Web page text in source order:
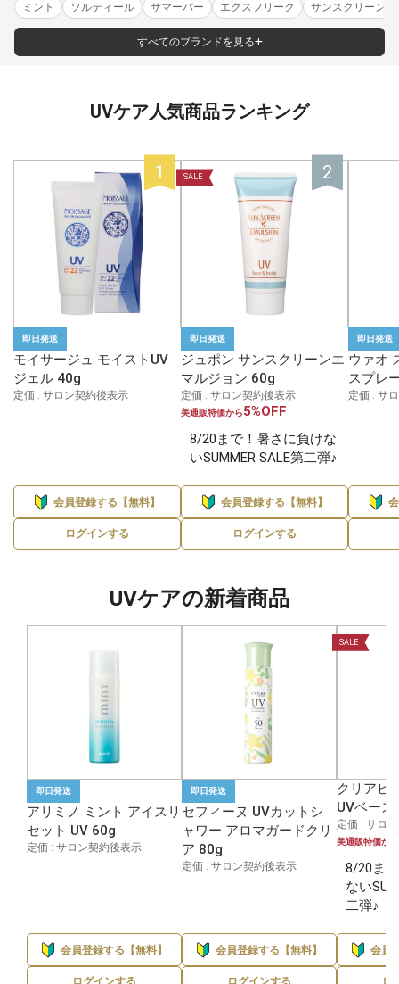
ミント ソルティール サマーバー エクスフリーク サンスクリーン
すべてのブランドを見る
UVケア人気商品ランキング
即日発送
モイサージュ モイストUV
ジェル 40g
定価 : サロン契約後表示
会員登録する【無料】
ログインする
SALE
即日発送
ジュポン サンスクリーンエ
マルジョン 60g
定価 : サロン契約後表示
美通販特価から5%OFF
8/20まで！暑さに負けな
いSUMMER SALE第二弾♪
会員登録する【無料】
ログインする
即日発送
ウァオ
スプレ
定価 : サ
UVケアの新着商品
即日発送
アリミノ ミント アイスリ
セット UV 60g
定価 : サロン契約後表示
会員登録する【無料】
即日発送
セフィーヌ UVカットシ
ャワー アロマガードクリ
ア 80g
定価 : サロン契約後表示
会員登録する【無料】
SALE
クリアビ
UVベース
定価 : サロ
美通販特価から
8/20ま
ない
二弾♪
会員